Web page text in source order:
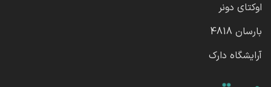
اوکتای دونر
بارسان 4818
آرایشگاه دارک